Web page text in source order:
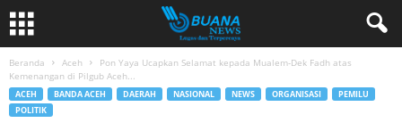
Beranda Aceh
Pon Yaya Ucapkan Selamat kepada Mualem-Dek Fadh atas
Kemenangan di Pilgub Aceh...
ACEH BANDA ACEH DAERAH NASIONAL NEWS ORGANISASI
PEMILU
POLITIK